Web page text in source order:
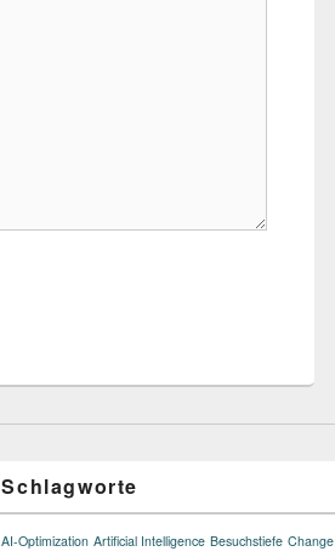
Schlagworte
AI-Optimization Artificial Intelligence Besuchstiefe Change